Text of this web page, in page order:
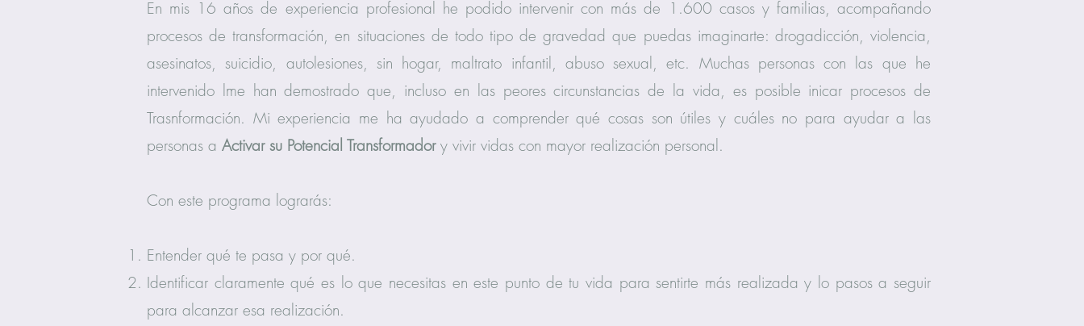
En mis 16 años de experiencia profesional he podido intervenir con más de 1.600 casos y familias, acompañando
procesos de transformación, en situaciones de todo tipo de gravedad que puedas imaginarte: drogadicción, violencia,
asesinatos, suicidio, autolesiones, sin hogar, maltrato infantil, abuso sexual, etc. Muchas personas con las que he
intervenido lme han demostrado que, incluso en las peores circunstancias de la vida, es posible inicar procesos de
Trasnformación. Mi experiencia me ha ayudado a comprender qué cosas son útiles y cuáles no para ayudar a las
personas a Activar su Potencial Transformadory vivir vidas con mayor realización personal.
Con este programa lograrás:
Entender qué te pasa y por qué.
Identificar claramente qué es lo que necesitas en este punto de tu vida para sentirte más realizada y lo pasos a seguir
para alcanzar esa realización.